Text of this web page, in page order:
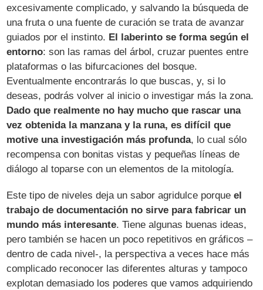
excesivamente complicado, y salvando la búsqueda de
una fruta o una fuente de curación se trata de avanzar
guiados por el instinto. El laberinto se forma según el
entorno: son las ramas del árbol, cruzar puentes entre
plataformas o las bifurcaciones del bosque.
Eventualmente encontrarás lo que buscas, y, si lo
deseas, podrás volver al inicio o investigar más la zona.
Dado que realmente no hay mucho que rascar una
vez obtenida la manzana y la runa, es difícil que
motive una investigación más profunda, lo cual sólo
recompensa con bonitas vistas y pequeñas líneas de
diálogo al toparse con un elementos de la mitología.
Este tipo de niveles deja un sabor agridulce porqueel
trabajo de documentación no sirve para fabricar un
mundo más interesante. Tiene algunas buenas ideas,
pero también se hacen un poco repetitivos en gráficos –
dentro de cada nivel-, la perspectiva a veces hace más
complicado reconocer las diferentes alturas y tampoco
explotan demasiado los poderes que vamos adquiriendo